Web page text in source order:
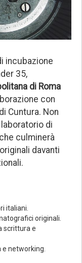
incubazione
35,
di Roma
con
Cuntura. Non
di
culminerà
davanti
italiani.
originali.
scrittura e
networking.